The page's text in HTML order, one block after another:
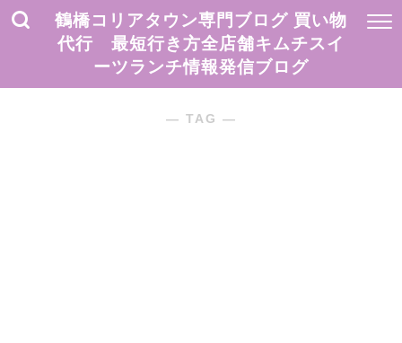
鶴橋コリアタウン専門ブログ 買い物
代行 最短行き方全店舗キムチスイ
ーツランチ情報発信ブログ
― TAG ―